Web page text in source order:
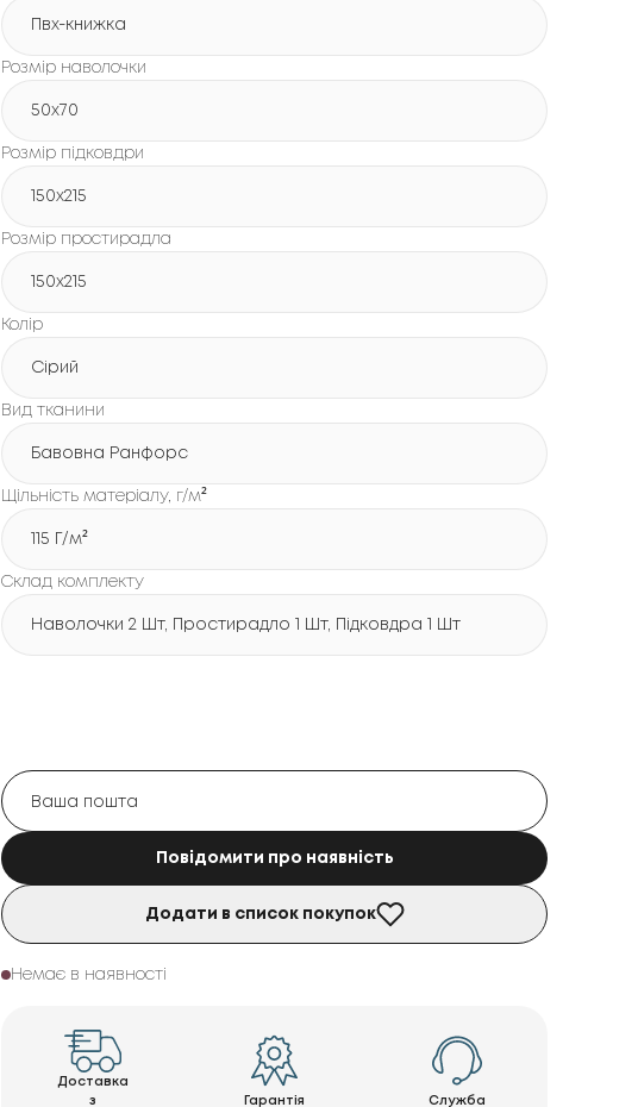
Пвх-книжка
Розмір наволочки
50x70
Розмір підковдри
150х215
Розмір простирадла
150х215
Колір
Сірий
Вид тканини
Бавовна Ранфорс
Щільність матеріалу, г/м²
115 Г/м²
Склад комплекту
Наволочки 2 Шт, Простирадло 1 Шт, Підковдра 1 Шт
Повідомити про наявність
Додати в список покупок
Немає в наявності
Доставка
з
Гарантія
Служба